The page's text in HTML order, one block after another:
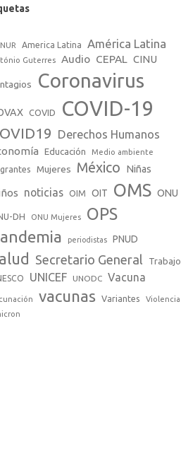
America Latina América Latina
Guterres Audio CEPAL CINU
Coronavirus
COVID COVID-19
Derechos Humanos
Educación Medio ambiente
Mujeres México Niñas
noticias OIM OIT OMS ONU
DH ONU Mujeres OPS
periodistas PNUD
Secretario General Trabajo
UNICEF UNODC Vacuna
vacunas Variantes
Violencia